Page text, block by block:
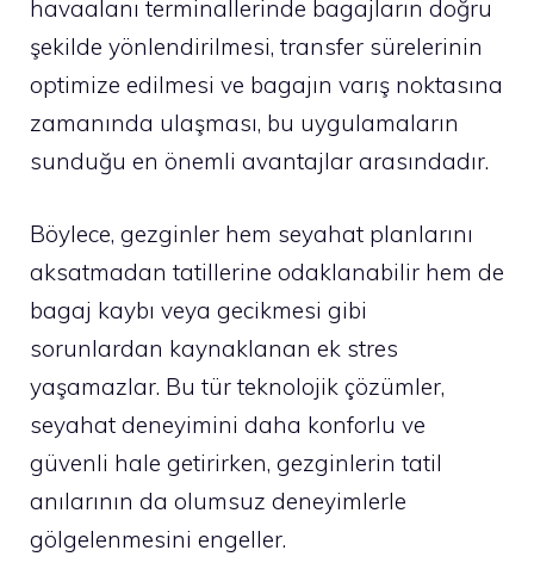
havaalanı terminallerinde bagajların doğru
şekilde yönlendirilmesi, transfer sürelerinin
optimize edilmesi ve bagajın varış noktasına
zamanında ulaşması, bu uygulamaların
sunduğu en önemli avantajlar arasındadır.
Böylece, gezginler hem seyahat planlarını
aksatmadan tatillerine odaklanabilir hem de
bagaj kaybı veya gecikmesi gibi
sorunlardan kaynaklanan ek stres
yaşamazlar. Bu tür teknolojik çözümler,
seyahat deneyimini daha konforlu ve
güvenli hale getirirken, gezginlerin tatil
anılarının da olumsuz deneyimlerle
gölgelenmesini engeller.